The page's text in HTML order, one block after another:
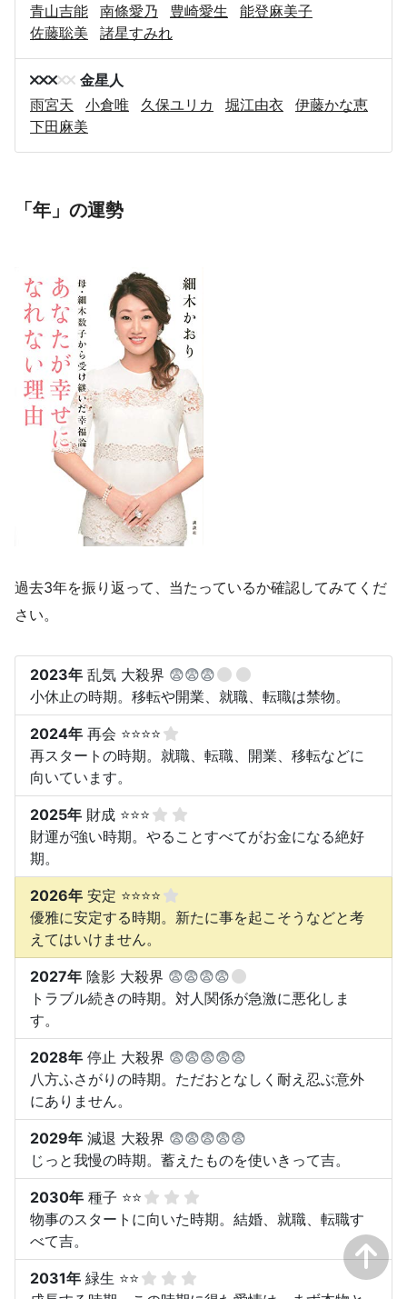
青山吉能
南條愛乃 豊崎愛生
能登麻美子
佐藤聡美
諸星すみれ
金星人
雨宮天
小倉唯 久保ユリカ 堀江由衣
伊藤かな恵
下田麻美
「年」の運勢
過去3年を振り返って、当たっているか確認してみてくだ
さい。
2023年 乱気 大殺界 😨😨😨
小休止の時期。移転や開業、就職、転職は禁物。
2024年 再会 ⭐⭐⭐⭐
再スタートの時期。就職、転職、開業、移転などに
向いています。
2025年 財成 ⭐⭐⭐
財運が強い時期。やることすべてがお金になる絶好
期。
2026年 安定 ⭐⭐⭐⭐
優雅に安定する時期。新たに事を起こそうなどと考
えてはいけません。
2027年 陰影 大殺界 😨😨😨😨
トラブル続きの時期。対人関係が急激に悪化しま
す。
2028年 停止 大殺界 😨😨😨😨😨
八方ふさがりの時期。ただおとなしく耐え忍ぶ意外
にありません。
2029年 減退 大殺界 😨😨😨😨😨
じっと我慢の時期。蓄えたものを使いきって吉。
2030年 種子 ⭐⭐
物事のスタートに向いた時期。結婚、就職、転職す
べて吉。
2031年 緑生 ⭐⭐